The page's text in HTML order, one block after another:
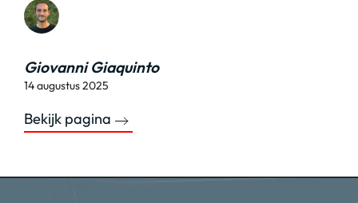
Giovanni Giaquinto
14 augustus 2025
Bekijk pagina